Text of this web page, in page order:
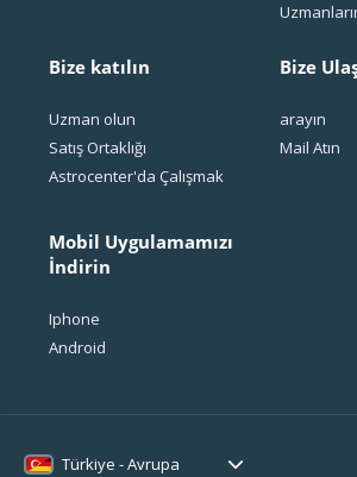
Bize katılın
Uzman olun
Satış Ortaklığı
Astrocenter'da Çalışmak
Mobil Uygulamamızı
İndirin
Iphone
Android
Bize
arayın
Mail Atın
Türkiye - Avrupa